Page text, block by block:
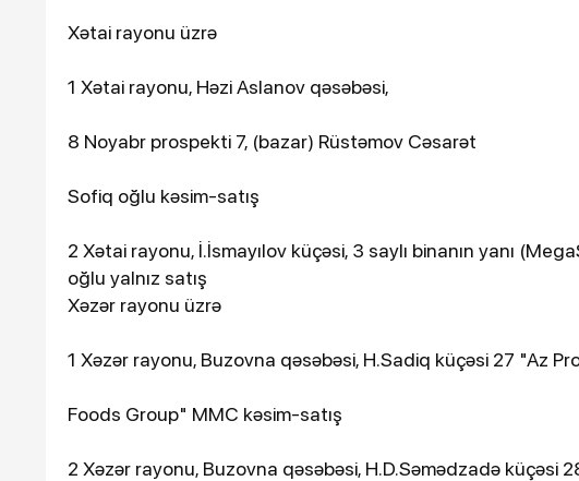
Xətai rayonu üzrə
1 Xətai rayonu, Həzi Aslanov qəsəbəsi,
8 Noyabr prospekti 7, (bazar) Rüstəmov Cəsarət
Sofiq oğlu kəsim-satış
2 Xətai rayonu, İ.İsmayılov küçəsi, 3 saylı binanın yanı
oğlu yalnız satış
Xəzər rayonu üzrə
1 Xəzər rayonu, Buzovna qəsəbəsi, H.Sadiq küçəsi 27 "Az
Foods Group" MMC kəsim-satış
2 Xəzər rayonu, Buzovna qəsəbəsi, H.D.Səmədzadə küçəsi